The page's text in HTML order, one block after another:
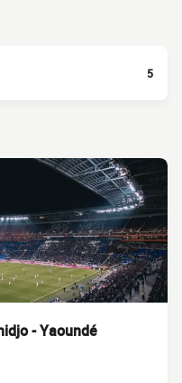
5
- Yaoundé